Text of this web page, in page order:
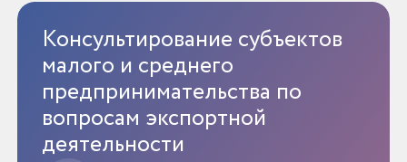
Консультирование субъектов
малого и среднего
предпринимательства по
вопросам экспортной
деятельности